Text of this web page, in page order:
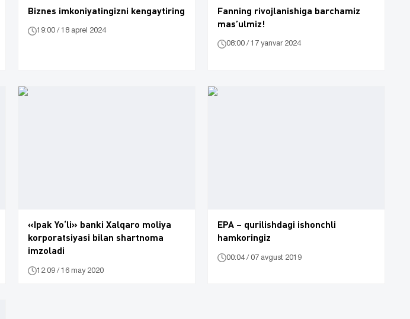
Biznes imkoniyatingizni kengaytiring
19:00 / 18 aprel 2024
Fanning rivojlanishiga barchamiz
mas’ulmiz!
08:00 / 17 yanvar 2024
«Ipak Yo‘li» banki Xalqaro moliya
korporatsiyasi bilan shartnoma
imzoladi
12:09 / 16 may 2020
EPA – qurilishdagi ishonchli
hamkoringiz
00:04 / 07 avgust 2019